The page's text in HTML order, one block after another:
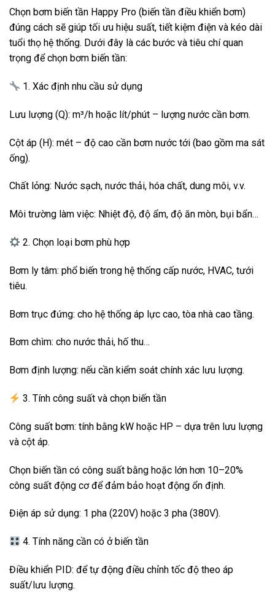
Chọn bơm biến tần Happy Pro (biến tần điều khiển bơm)
đúng cách sẽ giúp tối ưu hiệu suất, tiết kiệm điện và kéo dài
tuổi thọ hệ thống. Dưới đây là các bước và tiêu chí quan
trọng để chọn bơm biến tần:
1. Xác định nhu cầu sử dụng
Lưu lượng (Q): m³/h hoặc lít/phút – lượng nước cần bơm.
Cột áp (H): mét – độ cao cần bơm nước tới (bao gồm ma sát
ống).
Chất lỏng: Nước sạch, nước thải, hóa chất, dung môi, v.v.
Môi trường làm việc: Nhiệt độ, độ ẩm, độ ăn mòn, bụi bẩn…
2. Chọn loại bơm phù hợp
Bơm ly tâm: phổ biến trong hệ thống cấp nước, HVAC, tưới
tiêu.
Bơm trục đứng: cho hệ thống áp lực cao, tòa nhà cao tầng.
Bơm chìm: cho nước thải, hố thu…
Bơm định lượng: nếu cần kiểm soát chính xác lưu lượng.
3. Tính công suất và chọn biến tần
Công suất bơm: tính bằng kW hoặc HP – dựa trên lưu lượng
và cột áp.
Chọn biến tần có công suất bằng hoặc lớn hơn 10–20%
công suất động cơ để đảm bảo hoạt động ổn định.
Điện áp sử dụng: 1 pha (220V) hoặc 3 pha (380V).
4. Tính năng cần có ở biến tần
Điều khiển PID: để tự động điều chỉnh tốc độ theo áp
suất/lưu lượng.